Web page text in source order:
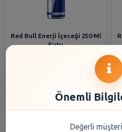
Red Bull Enerji İçeceği 250 Ml
Kutu
Şube Seçiniz
Önemli
Değerli